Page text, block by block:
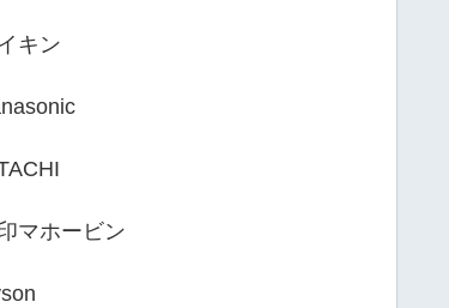
キン
マホービン